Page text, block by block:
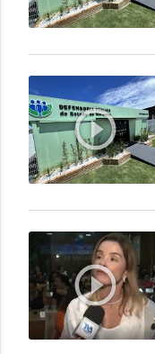
play_circle_outline
play_circle_outline